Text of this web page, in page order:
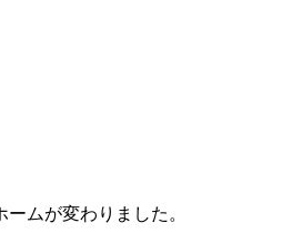
ムが変わりました。